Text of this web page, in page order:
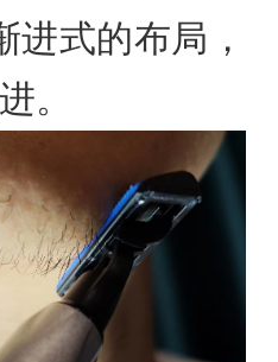
进式的布局，
。